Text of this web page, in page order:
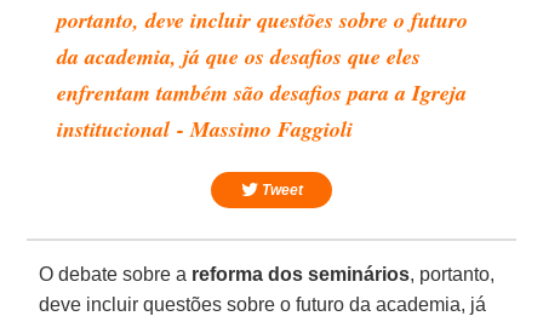
portanto, deve incluir questões sobre o futuro
da academia, já que os desafios que eles
enfrentam também são desafios para a Igreja
institucional - Massimo Faggioli
Tweet
O debate sobre a reforma dos seminários, portanto,
deve incluir questões sobre o futuro da academia, já